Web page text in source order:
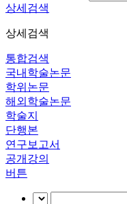
상세검색
상세검색
통합검색
국내학술논문
학위논문
해외학술논문
학술지
단행본
연구보고서
공개강의
버튼